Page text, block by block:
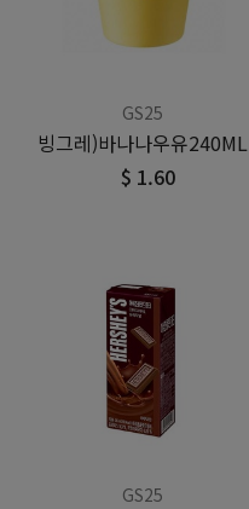
GS25
빙그레)바나나우유240ML
$ 1.60
GS25